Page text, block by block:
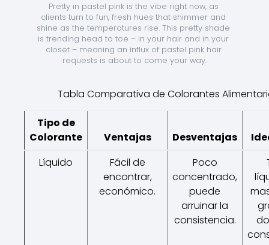
Pretty in pastel pink is the vibe right now, as
clients turn to fun, fresh hues that shimmer and
shine as the temperatures rise. This pretty shade
is trending head to toe – in your hair and in your
closet – meaning an influx of pastel pink hair
requests is about to come your way.
Tabla Comparativa de Colorantes
Tipo de
Colorante
Ventajas Desventajas
Líquido
Fácil de
encontrar,
económico.
Poco
concentrado,
puede
arruinar la
consistencia.